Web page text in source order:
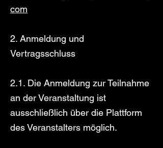
com
2. Anmeldung und
Vertragsschluss
2.1. Die Anmeldung zur Teilnahme
an der Veranstaltung ist
ausschließlich über die Plattform
des Veranstalters möglich.